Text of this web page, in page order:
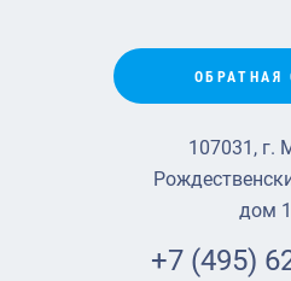
ОБРАТНАЯ
107031, г.
дом
+7 (495)